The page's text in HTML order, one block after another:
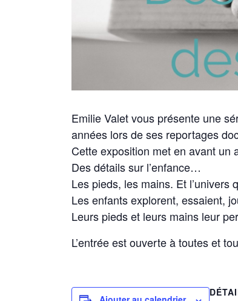
Emilie Valet vous présente une
années lors de ses reportages
Cette exposition met en avant un
Des détails sur l’enfance…
Les pieds, les mains. Et l’univers
Les enfants explorent, essaient,
Leurs pieds et leurs mains leur
L’entrée est ouverte à toutes et